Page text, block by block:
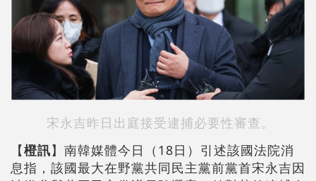
宋永吉昨日出庭接受逮捕必要性審查。
【橙訊】南韓媒體今日（18日）引述該國法院消
息指，該國最大在野黨共同民主黨前黨首宋永吉因